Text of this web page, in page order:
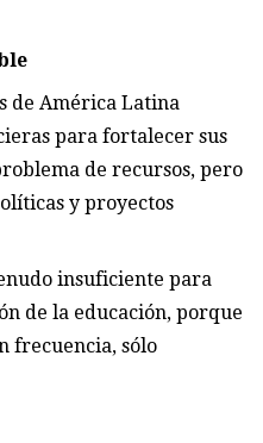
de América Latina
para fortalecer sus
de recursos, pero
y proyectos
insuficiente para
de la educación, porque
frecuencia, sólo